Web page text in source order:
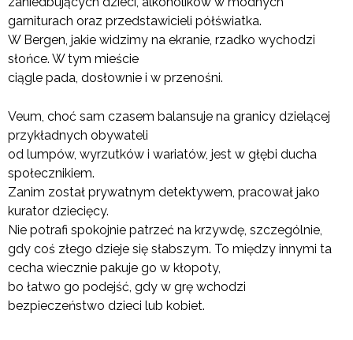
garniturach oraz przedstawicieli półświatka.
W Bergen, jakie widzimy na ekranie, rzadko wychodzi
słońce. W tym mieście
ciągle pada, dosłownie i w przenośni.
Veum, choć sam czasem balansuje na granicy dzielącej
przykładnych obywateli
od lumpów, wyrzutków i wariatów, jest w głębi ducha
społecznikiem.
Zanim został prywatnym detektywem, pracował jako
kurator dziecięcy.
Nie potrafi spokojnie patrzeć na krzywdę, szczególnie,
gdy coś złego dzieje się słabszym. To między innymi ta
cecha wiecznie pakuje go w kłopoty,
bo łatwo go podejść, gdy w grę wchodzi
bezpieczeństwo dzieci lub kobiet.